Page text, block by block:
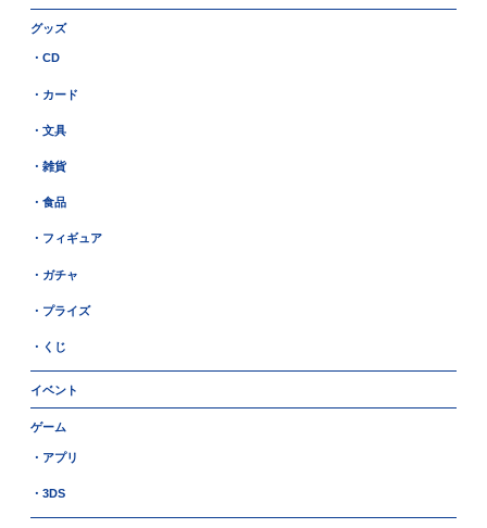
グッズ
・CD
・カード
・文具
・雑貨
・食品
・フィギュア
・ガチャ
・プライズ
・くじ
イベント
ゲーム
・アプリ
・3DS